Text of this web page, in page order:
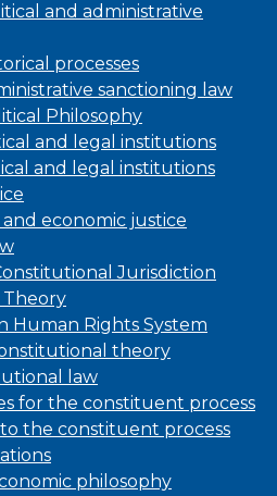
and administrative
processes
sanctioning law
Philosophy
and legal institutions
and legal institutions
economic justice
Jurisdiction
Human Rights System
theory
law
for the constituent process
the constituent process
philosophy